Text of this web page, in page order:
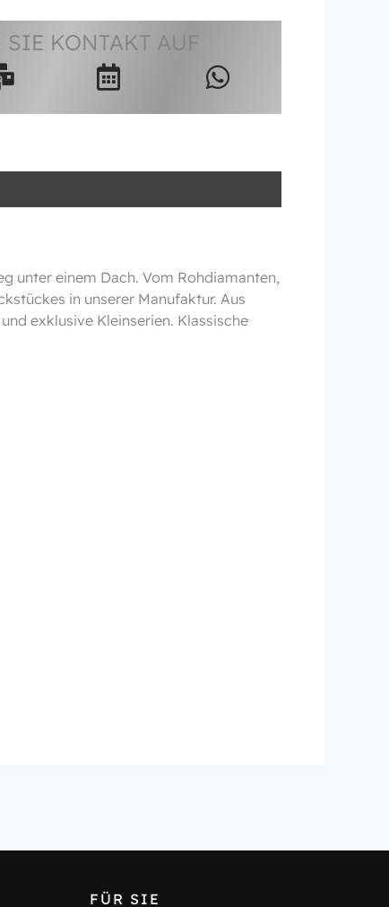
SIE KONTAKT AUF
unter einem Dach. Vom Rohdiamanten,
in unserer Manufaktur. Aus
exklusive Kleinserien. Klassische
FÜR SIE